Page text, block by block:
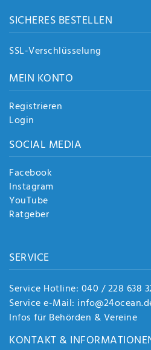
SICHERES BESTELLEN
SSL-Verschlüsselung
MEIN KONTO
Registrieren
Login
SOCIAL MEDIA
Facebook
Instagram
YouTube
Ratgeber
SERVICE
Service Hotline: 040 / 228 638
Service e-Mail:
Infos für Behörden & Vereine
KONTAKT &